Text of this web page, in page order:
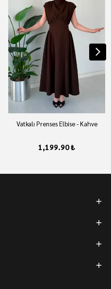
Vatkalı Prenses Elbise - Kahve
1,199.90 ₺